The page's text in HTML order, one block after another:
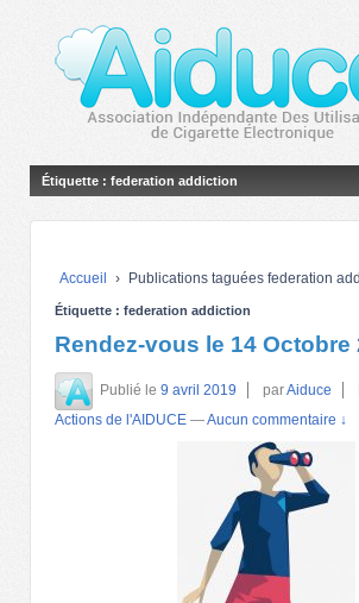
Étiquette : federation addiction
Accueil › Publications taguées federation
Étiquette : federation addiction
Rendez-vous le 14 Octobre
Publié le 9 avril 2019 parAiduce
Actions de l'AIDUCE —Aucun commentaire ↓